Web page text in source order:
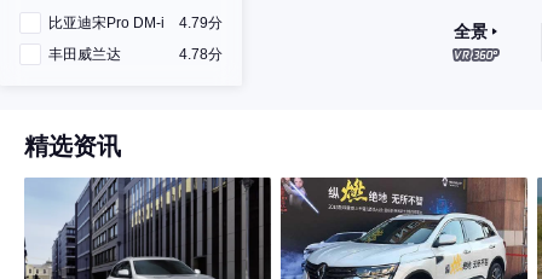
比亚迪宋Pro DM-i
4.79分
丰田威兰达
4.78分
全景
精选资讯